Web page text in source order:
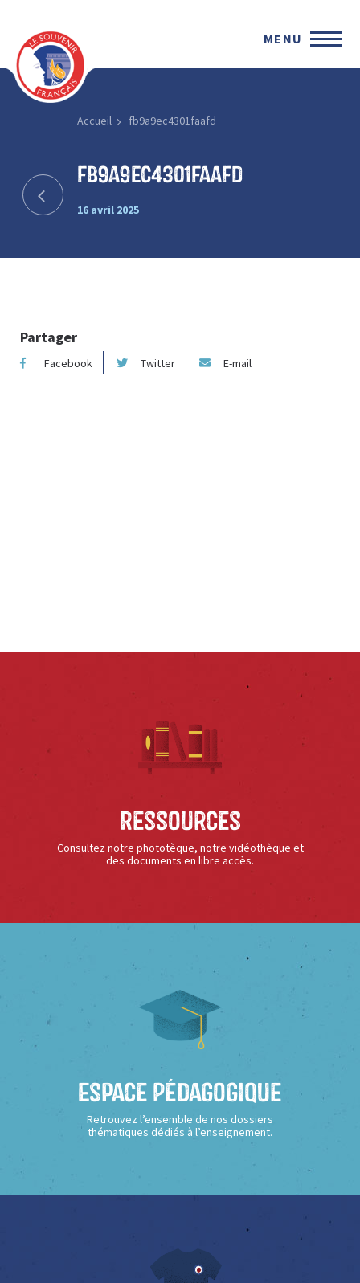
MENU
Accueil fb9a9ec4301faafd
fb9a9ec4301faafd
16 avril 2025
Partager
Facebook Twitter E-mail
Ressources
Consultez notre phototèque, notre vidéothèque et
des documents en libre accès.
Espace Pédagogique
Retrouvez l’ensemble de nos dossiers
thématiques dédiés à l’enseignement.